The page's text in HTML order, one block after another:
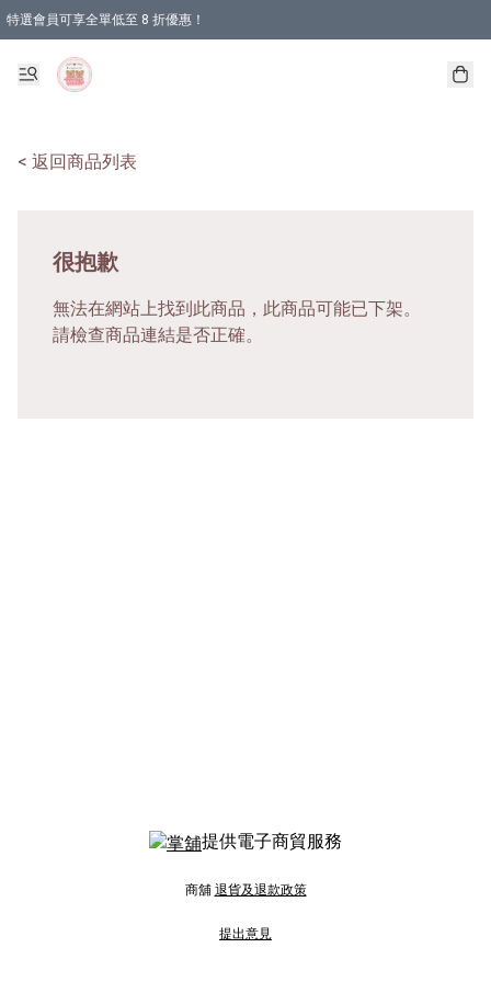
特選會員可享全單低至 8 折優惠！
< 返回商品列表
很抱歉
無法在網站上找到此商品，此商品可能已下架。
請檢查商品連結是否正確。
提供電子商貿服務
商舖 退貨及退款政策
提出意見